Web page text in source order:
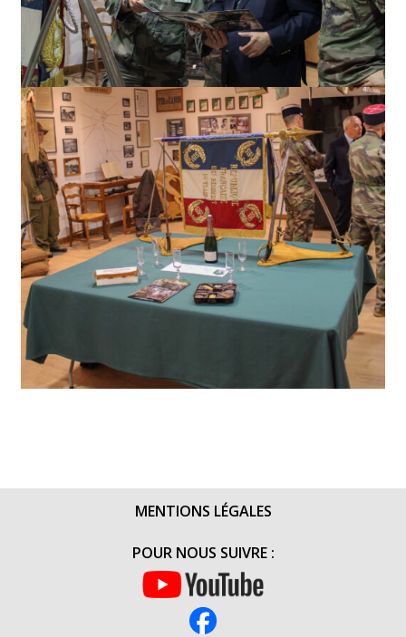
MENTIONS LÉGALES
POUR NOUS SUIVRE :